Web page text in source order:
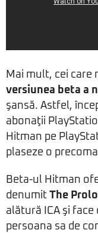
Mai mult, cei care
versiunea beta a
şansă. Astfel,
abonaţii
Hitman pe
plaseze o
Beta-ul Hitman
denumit The
alătură ICA şi
persoana sa de